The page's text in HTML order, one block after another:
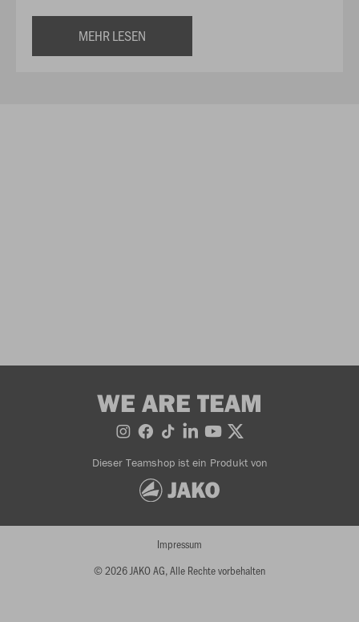
MEHR LESEN
WE ARE TEAM
Dieser Teamshop ist ein Produkt von
© 2026 JAKO AG, Alle Rechte vorbehalten
Impressum